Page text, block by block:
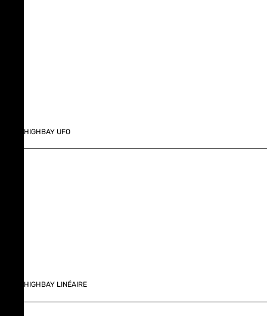
HIGHBAY UFO
HIGHBAY LINÉAIRE